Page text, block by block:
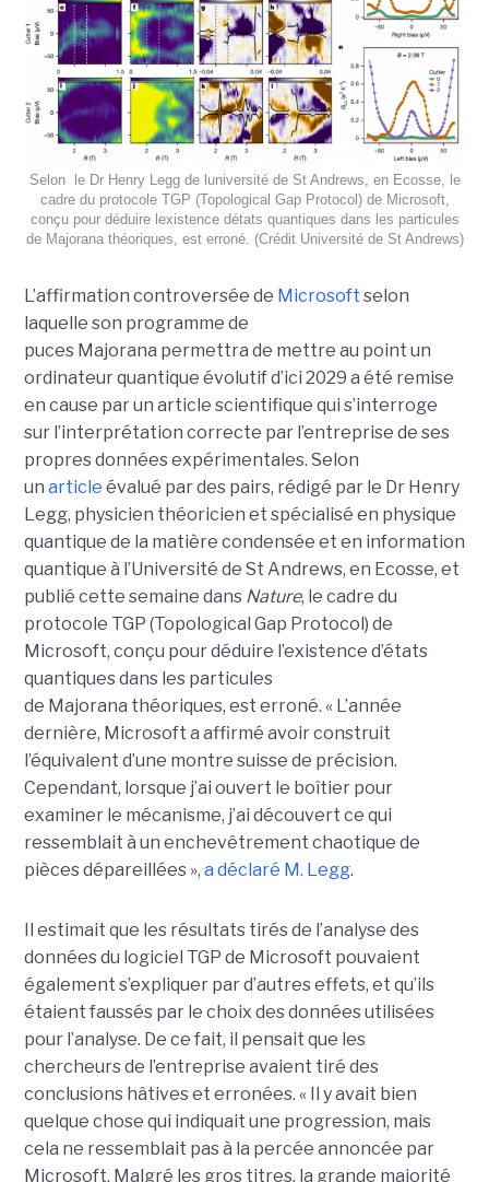
Selon le Dr Henry Legg de luniversité de St Andrews, en Ecosse, le
cadre du protocole TGP (Topological Gap Protocol) de Microsoft,
conçu pour déduire lexistence détats quantiques dans les particules
de Majorana théoriques, est erroné. (Crédit Université de St Andrews)
L’affirmation controversée de Microsoft selon
laquelle son programme de
puces Majorana permettra de mettre au point un
ordinateur quantique évolutif d’ici 2029 a été remise
en cause par un article scientifique qui s’interroge
sur l’interprétation correcte par l’entreprise de ses
propres données expérimentales. Selon
un article évalué par des pairs, rédigé par le Dr Henry
Legg, physicien théoricien et spécialisé en physique
quantique de la matière condensée et en information
quantique à l’Université de St Andrews, en Ecosse, et
publié cette semaine dans Nature, le cadre du
protocole TGP (Topological Gap Protocol) de
Microsoft, conçu pour déduire l’existence d’états
quantiques dans les particules
de Majorana théoriques, est erroné. « L’année
dernière, Microsoft a affirmé avoir construit
l’équivalent d’une montre suisse de précision.
Cependant, lorsque j’ai ouvert le boîtier pour
examiner le mécanisme, j’ai découvert ce qui
ressemblait à un enchevêtrement chaotique de
pièces dépareillées », a déclaré M. Legg.
Il estimait que les résultats tirés de l’analyse des
données du logiciel TGP de Microsoft pouvaient
également s’expliquer par d’autres effets, et qu’ils
étaient faussés par le choix des données utilisées
pour l’analyse. De ce fait, il pensait que les
chercheurs de l’entreprise avaient tiré des
conclusions hâtives et erronées. « Il y avait bien
quelque chose qui indiquait une progression, mais
cela ne ressemblait pas à la percée annoncée par
Microsoft. Malgré les gros titres, la grande majorité